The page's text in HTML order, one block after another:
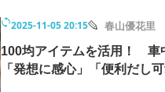
2025-11-05 20:15 春山優花里
100均アイテムを活用！ 車
「発想に感心」「便利だし